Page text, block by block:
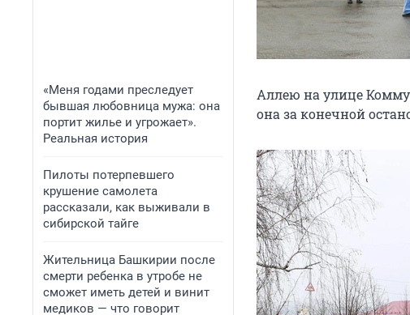
«Меня годами преследует
бывшая любовница мужа: она
портит жилье и угрожает».
Реальная история
Пилоты потерпевшего
крушение самолета
рассказали, как выживали в
сибирской тайге
Жительница Башкирии после
смерти ребенка в утробе не
сможет иметь детей и винит
медиков — что говорит
Аллею на улице
она за конечной